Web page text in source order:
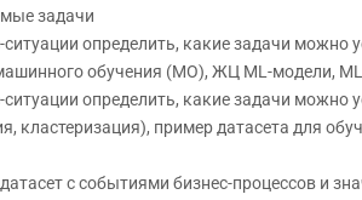
задачи
определить, какие задачи
обучения (МО), ЖЦ ML-модели,
определить, какие задачи
кластеризация), пример датасета для
с событиями бизнес-процессов и